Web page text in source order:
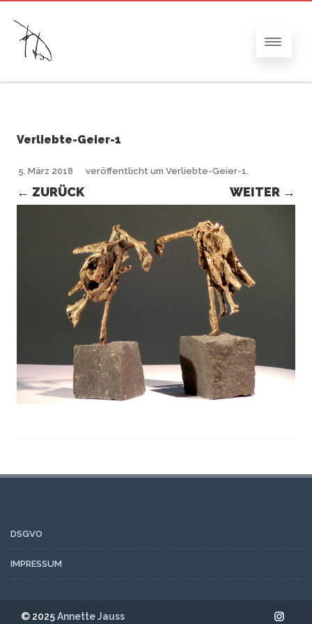
Verliebte-Geier-1
veröffentlicht
5. März 2018 um Verliebte-Geier-1.
← ZURÜCK WEITER →
DSGVO
IMPRESSUM
© 2025Annette Jauss